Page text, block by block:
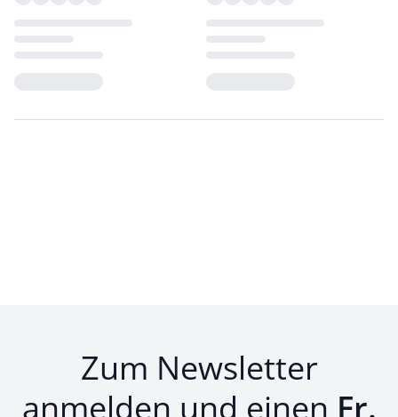
Zum Newsletter
anmelden und einen Fr.